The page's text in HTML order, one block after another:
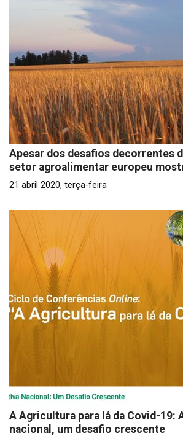
Apesar dos desafios decorrentes
setor agroalimentar europeu
21 abril 2020, terça-feira
A Agricultura para lá da Covid-19:
nacional, um desafio crescente